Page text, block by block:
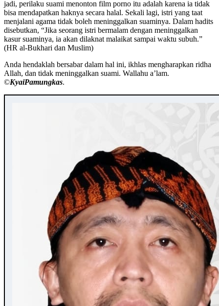
jadi, perilaku suami menonton film porno itu adalah karena ia tidak
bisa mendapatkan haknya secara halal. Sekali lagi, istri yang taat
menjalani agama tidak boleh meninggalkan suaminya. Dalam hadits
disebutkan, “Jika seorang istri bermalam dengan meninggalkan
kasur suaminya, ia akan dilaknat malaikat sampai waktu subuh.”
(HR al-Bukhari dan Muslim)
Anda hendaklah bersabar dalam hal ini, ikhlas mengharapkan ridha
Allah, dan tidak meninggalkan suami. Wallahu a’lam.
©️KyaiPamungkas.